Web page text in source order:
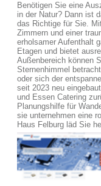
Benötigen Sie eine
in der Natur? Dann ist
das Richtige für Sie.
Zimmern und einer
erholsamer Aufenthalt
Etagen und bietet
Außenbereich können
Sternenhimmel
oder sich der
seit 2023 neu
und Essen Catering
Planungshilfe für
sie unternehmen eine
Haus Felburg läd Sie